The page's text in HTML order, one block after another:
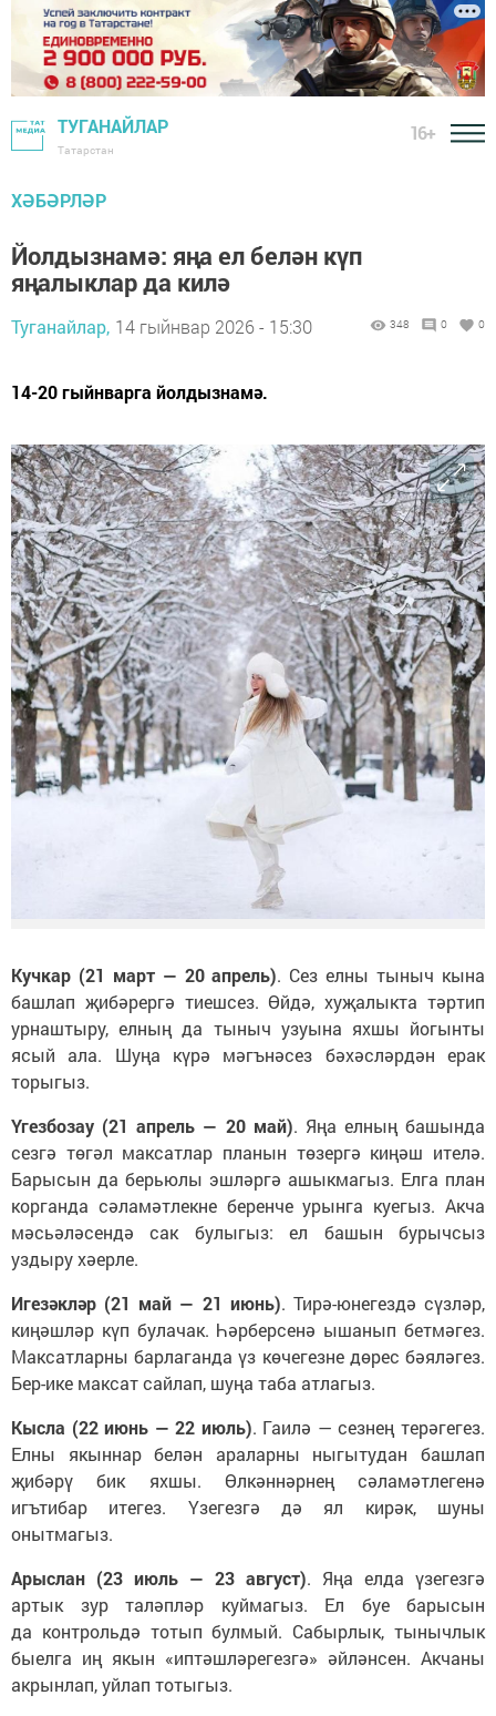
ТУГАНАЙЛАР
Татарстан
16+
ХӘБӘРЛӘР
Йолдызнамә: яңа ел белән күп
яңалыклар да килә
Туганайлар, 14 гыйнвар 2026 - 15:30 348 0 0
14-20 гыйнварга йолдызнамә.
Кучкар (21 март — 20 апрель). Сез елны тыныч кына
башлап җибәрергә тиешсез. Өйдә, хуҗалыкта тәртип
урнаштыру, елның да тыныч узуына яхшы йогынты
ясый ала. Шуңа күрә мәгънәсез бәхәсләрдән ерак
торыгыз.
Үгезбозау (21 апрель — 20 май). Яңа елның башында
сезгә төгәл максатлар планын төзергә киңәш ителә.
Барысын да берьюлы эшләргә ашыкмагыз. Елга план
корганда сәламәтлекне беренче урынга куегыз. Акча
мәсьәләсендә сак булыгыз: ел башын бурычсыз
уздыру хәерле.
Игезәкләр (21 май — 21 июнь). Тирә-юнегездә сүзләр,
киңәшләр күп булачак. Һәрберсенә ышанып бетмәгез.
Максатларны барлаганда үз көчегезне дөрес бәяләгез.
Бер-ике максат сайлап, шуңа таба атлагыз.
Кысла (22 июнь — 22 июль). Гаилә — сезнең терәгегез.
Елны якыннар белән араларны ныгытудан башлап
җибәрү бик яхшы. Өлкәннәрнең сәламәтлегенә
игътибар итегез. Үзегезгә дә ял кирәк, шуны
онытмагыз.
Арыслан (23 июль — 23 август). Яңа елда үзегезгә
артык зур таләпләр куймагыз. Ел буе барысын
да контрольдә тотып булмый. Сабырлык, тынычлык
быелга иң якын «иптәшләрегезгә» әйләнсен. Акчаны
акрынлап, уйлап тотыгыз.